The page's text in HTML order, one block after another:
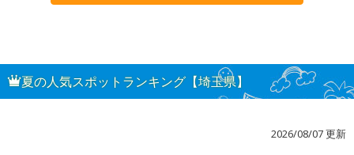
夏の人気スポットランキング【埼玉県】
2026/08/07 更新